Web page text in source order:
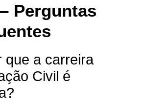
Perguntas
que a carreira
Civil é